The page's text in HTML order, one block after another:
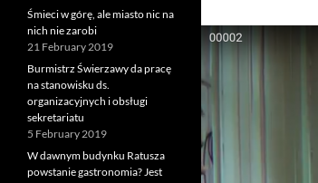
Śmieci w górę, ale miasto nic na
nich nie zarobi
21 February 2019
Burmistrz Świerzawy da pracę
na stanowisku ds.
organizacyjnych i obsługi
sekretariatu
5 February 2019
W dawnym budynku Ratusza
powstanie gastronomia? Jest